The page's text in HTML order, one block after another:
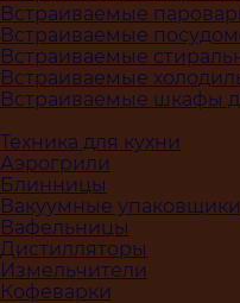
Встраиваемые
Встраиваемые
Встраиваемые
Встраиваемые
Встраиваемые шкафы
Техника для кухни
Аэрогрили
Блинницы
Вакуумные упаковщики
Вафельницы
Дистилляторы
Измельчители
Кофеварки